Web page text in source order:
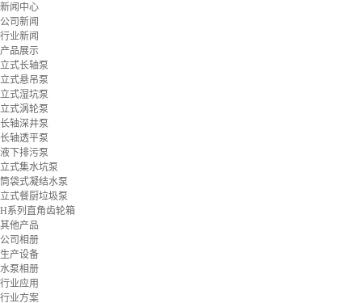
新闻中心
公司新闻
行业新闻
产品展示
立式长轴泵
立式悬吊泵
立式湿坑泵
立式涡轮泵
长轴深井泵
长轴透平泵
液下排污泵
立式集水坑泵
筒袋式凝结水泵
立式餐厨垃圾泵
H系列直角齿轮箱
其他产品
公司相册
生产设备
水泵相册
行业应用
行业方案